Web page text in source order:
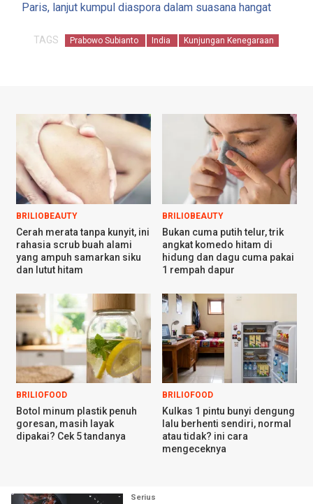
Paris, lanjut kumpul diaspora dalam suasana hangat
TAGS Prabowo Subianto India Kunjungan Kenegaraan
BRILIOBEAUTY
Cerah merata tanpa kunyit, ini
rahasia scrub buah alami
yang ampuh samarkan siku
dan lutut hitam
BRILIOBEAUTY
Bukan cuma putih telur, trik
angkat komedo hitam di
hidung dan dagu cuma pakai
1 rempah dapur
BRILIOFOOD
Botol minum plastik penuh
goresan, masih layak
dipakai? Cek 5 tandanya
BRILIOFOOD
Kulkas 1 pintu bunyi dengung
lalu berhenti sendiri, normal
atau tidak? ini cara
mengeceknya
Serius